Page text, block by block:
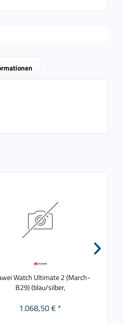
Watch Ultimate 2 (March-
B29) (blau/silber,
1.068,50 € *